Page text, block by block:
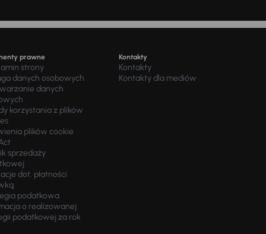
prawne
strony
danych osobowych
danych
korzystania z plików
plików cookie
sprzedaży
dot. płatności
podatkowa
o realizowanej
podatkowej za rok
Kontakty
Kontakty
Kontakty dla mediów